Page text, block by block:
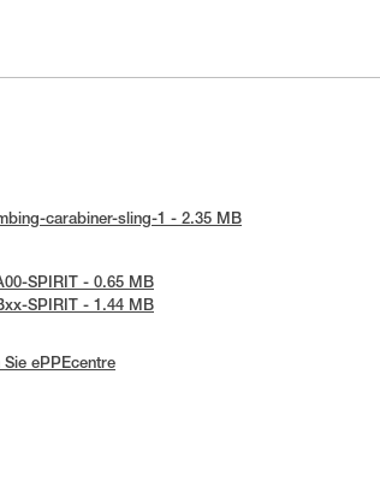
carabiner-sling-1 - 2.35 MB
SPIRIT - 0.65 MB
SPIRIT - 1.44 MB
Sie ePPEcentre